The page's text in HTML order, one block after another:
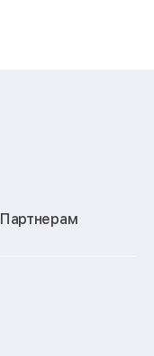
Партнерам